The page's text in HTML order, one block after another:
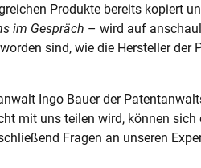
Produkte bereits kopiert
im Gespräch – wird auf
sind, wie die Hersteller
Ingo Bauer der
mit uns teilen wird, können
Fragen an unseren